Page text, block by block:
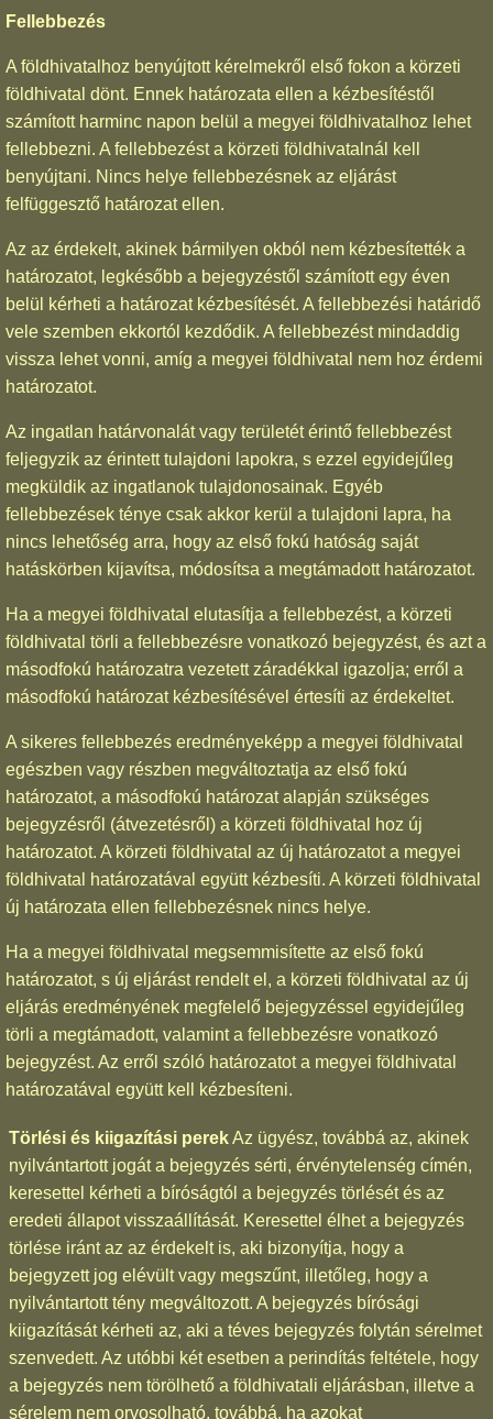
Fellebbezés
A földhivatalhoz benyújtott kérelmekről első fokon a körzeti
földhivatal dönt. Ennek határozata ellen a kézbesítéstől
számított harminc napon belül a megyei földhivatalhoz lehet
fellebbezni. A fellebbezést a körzeti földhivatalnál kell
benyújtani. Nincs helye fellebbezésnek az eljárást
felfüggesztő határozat ellen.
Az az érdekelt, akinek bármilyen okból nem kézbesítették a
határozatot, legkésőbb a bejegyzéstől számított egy éven
belül kérheti a határozat kézbesítését. A fellebbezési határidő
vele szemben ekkortól kezdődik. A fellebbezést mindaddig
vissza lehet vonni, amíg a megyei földhivatal nem hoz érdemi
határozatot.
Az ingatlan határvonalát vagy területét érintő fellebbezést
feljegyzik az érintett tulajdoni lapokra, s ezzel egyidejűleg
megküldik az ingatlanok tulajdonosainak. Egyéb
fellebbezések ténye csak akkor kerül a tulajdoni lapra, ha
nincs lehetőség arra, hogy az első fokú hatóság saját
hatáskörben kijavítsa, módosítsa a megtámadott határozatot.
Ha a megyei földhivatal elutasítja a fellebbezést, a körzeti
földhivatal törli a fellebbezésre vonatkozó bejegyzést, és azt a
másodfokú határozatra vezetett záradékkal igazolja; erről a
másodfokú határozat kézbesítésével értesíti az érdekeltet.
A sikeres fellebbezés eredményeképp a megyei földhivatal
egészben vagy részben megváltoztatja az első fokú
határozatot, a másodfokú határozat alapján szükséges
bejegyzésről (átvezetésről) a körzeti földhivatal hoz új
határozatot. A körzeti földhivatal az új határozatot a megyei
földhivatal határozatával együtt kézbesíti. A körzeti földhivatal
új határozata ellen fellebbezésnek nincs helye.
Ha a megyei földhivatal megsemmisítette az első fokú
határozatot, s új eljárást rendelt el, a körzeti földhivatal az új
eljárás eredményének megfelelő bejegyzéssel egyidejűleg
törli a megtámadott, valamint a fellebbezésre vonatkozó
bejegyzést. Az erről szóló határozatot a megyei földhivatal
határozatával együtt kell kézbesíteni.
Törlési és kiigazítási perekAz ügyész, továbbá az, akinek
nyilvántartott jogát a bejegyzés sérti, érvénytelenség címén,
keresettel kérheti a bíróságtól a bejegyzés törlését és az
eredeti állapot visszaállítását. Keresettel élhet a bejegyzés
törlése iránt az az érdekelt is, aki bizonyítja, hogy a
bejegyzett jog elévült vagy megszűnt, illetőleg, hogy a
nyilvántartott tény megváltozott. A bejegyzés bírósági
kiigazítását kérheti az, aki a téves bejegyzés folytán sérelmet
szenvedett. Az utóbbi két esetben a perindítás feltétele, hogy
a bejegyzés nem törölhető a földhivatali eljárásban, illetve a
sérelem nem orvosolható, továbbá, ha azokat